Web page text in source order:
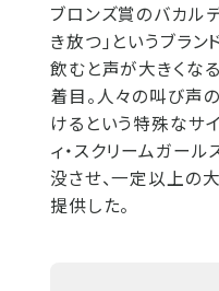
ブロンズ賞のバカル
き放つ」というブラン
飲むと声が大きくな
着目。人々の叫び声
けるという特殊なサ
ィ・スクリームガー
没させ、一定以上の
提供した。